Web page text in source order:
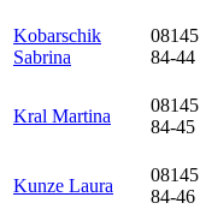
Kobarschik
Sabrina
08145
84-44
Kral Martina
08145
84-45
Kunze Laura
08145
84-46